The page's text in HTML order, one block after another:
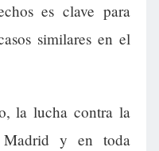
es clave para
similares en el
la lucha contra la
y en toda